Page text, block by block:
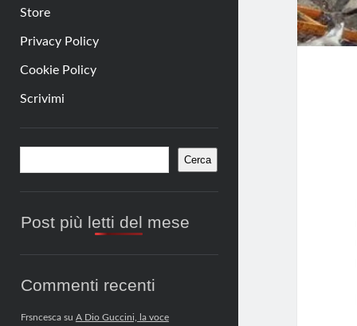
Store
Privacy Policy
Cookie Policy
Scrivimi
Barra
laterale
Cerca
Post più letti del mese
Commenti recenti
Frsncescasu A Dio Guccini, la voce